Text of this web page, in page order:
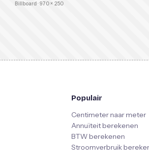
Billboard · 970 × 250
Populair
Centimeter naar meter
Annuïteit berekenen
BTW berekenen
Stroomverbruik